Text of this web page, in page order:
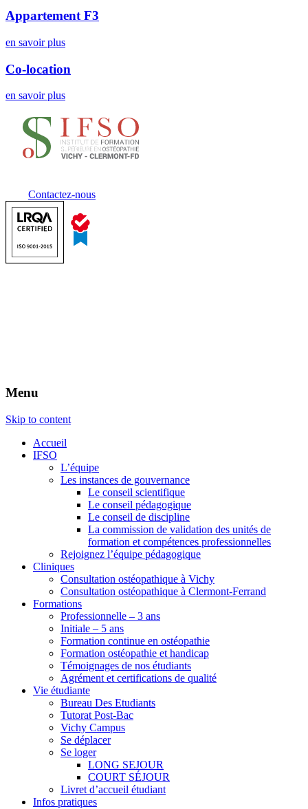
Appartement F3
en savoir plus
Co-location
en savoir plus
Contactez-nous
Menu
Skip to content
Accueil
IFSO
L’équipe
Les instances de gouvernance
Le conseil scientifique
Le conseil pédagogique
Le conseil de discipline
La commission de validation des unités de
formation et compétences professionnelles
Rejoignez l’équipe pédagogique
Cliniques
Consultation ostéopathique à Vichy
Consultation ostéopathique à Clermont-Ferrand
Formations
Professionnelle – 3 ans
Initiale – 5 ans
Formation continue en ostéopathie
Formation ostéopathie et handicap
Témoignages de nos étudiants
Agrément et certifications de qualité
Vie étudiante
Bureau Des Etudiants
Tutorat Post-Bac
Vichy Campus
Se déplacer
Se loger
LONG SEJOUR
COURT SÉJOUR
Livret d’accueil étudiant
Infos pratiques